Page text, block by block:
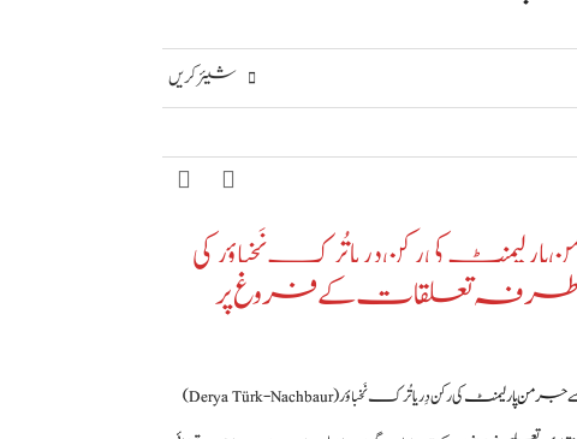
شیئر کریں
کی رکن دریا تُرک نَخباؤر کی
اور دوطرفہ تعلقات کے فروغ پر
جرمن پارلیمنٹ
کی رکن دِریا تُرک نَخباؤر (Derya Türk-Nachbaur)